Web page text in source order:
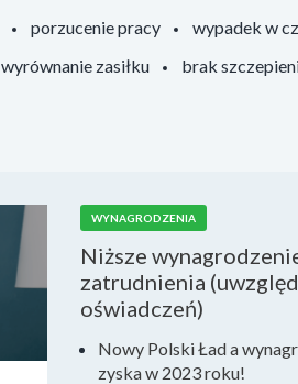
porzucenie pracy wypadek w
wyrównanie zasiłku brak
WYNAGRODZENIA
Niższe
zatrudnienia
oświadczeń)
Nowy Polski Ład a
zyska w 2023 roku!